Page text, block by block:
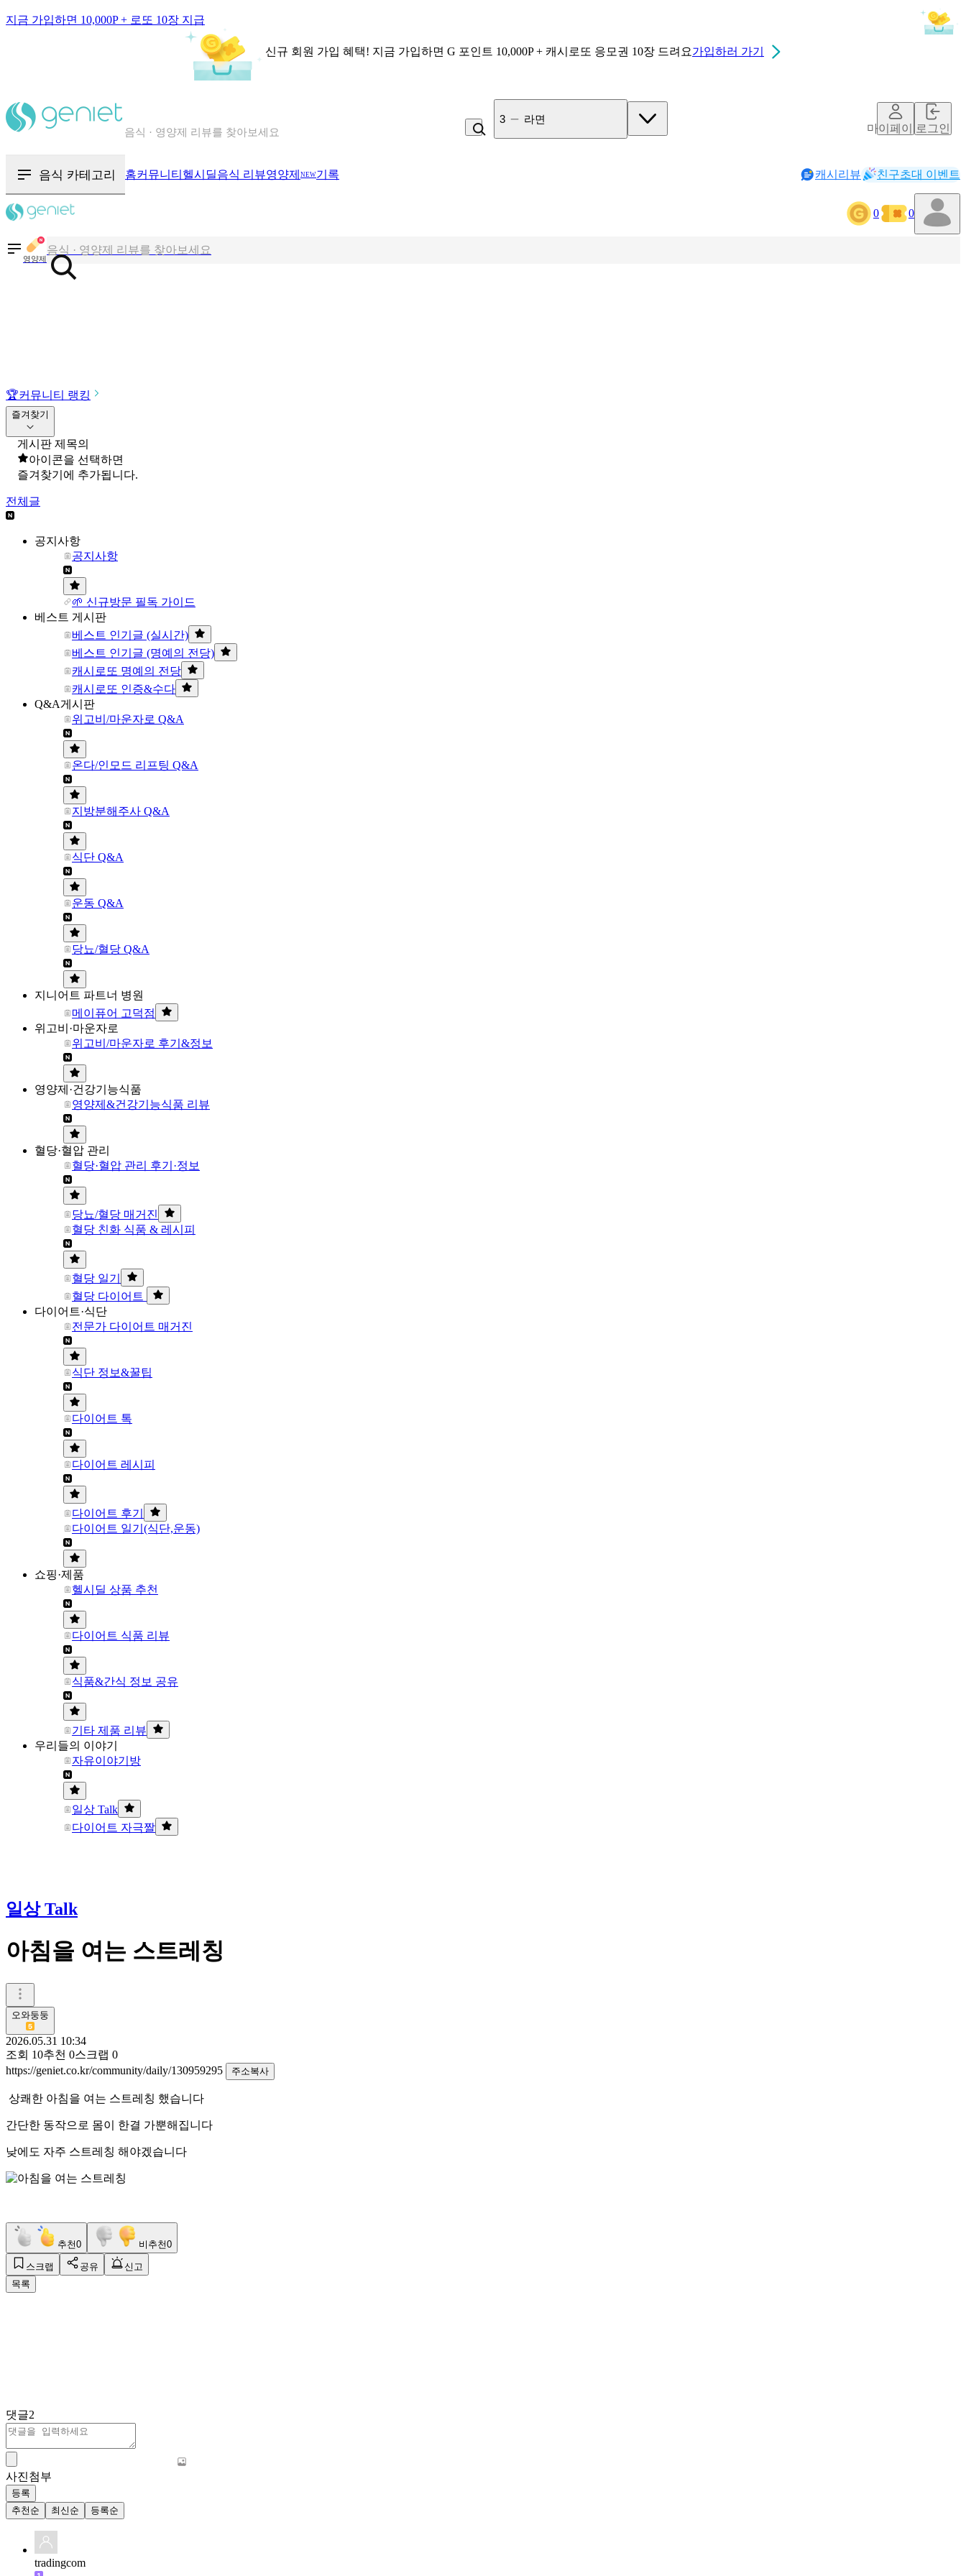
지금 가입하면 10,000P + 로또 10장 지급
신규 회원 가입 혜택! 지금 가입하면 G 포인트 10,000P + 캐시로또 응모권 10장 드려요가입하러 가기
혈당 · 다이어트 음식 검색해보세요
3 라면
마이페이지로그인
음식 카테고리 홈커뮤니티 헬시딜음식 리뷰영양제 NEW기록 캐시리뷰 친구초대 이벤트
0 0
영양제
혈당 · 다이어트 음식 검색해보세요
음식 · 영양제 리뷰를 찾아보세요
🏆커뮤니티 랭킹
즐겨찾기
게시판 제목의
아이콘을 선택하면
즐겨찾기에 추가됩니다.
전체글
공지사항
공지사항
🌱 신규방문 필독 가이드
베스트 게시판
베스트 인기글 (실시간)
베스트 인기글 (명예의 전당)
캐시로또 명예의 전당
캐시로또 인증&수다
Q&A게시판
위고비/마운자로 Q&A
온다/인모드 리프팅 Q&A
지방분해주사 Q&A
식단 Q&A
운동 Q&A
당뇨/혈당 Q&A
지니어트 파트너 병원
메이퓨어 고덕점
위고비·마운자로
위고비/마운자로 후기&정보
영양제·건강기능식품
영양제&건강기능식품 리뷰
혈당·혈압 관리
혈당·혈압 관리 후기·정보
당뇨/혈당 매거진
혈당 친화 식품 & 레시피
혈당 일기
혈당 다이어트
다이어트·식단
전문가 다이어트 매거진
식단 정보&꿀팁
다이어트 톡
다이어트 레시피
다이어트 후기
다이어트 일기(식단,운동)
쇼핑·제품
헬시딜 상품 추천
다이어트 식품 리뷰
식품&간식 정보 공유
기타 제품 리뷰
우리들의 이야기
자유이야기방
일상 Talk
다이어트 자극짤
일상 Talk
아침을 여는 스트레칭
오와둥둥
2026.05.31 10:34
조회 10추천 0스크랩 0
https://geniet.co.kr/community/daily/130959295
주소복사
상쾌한 아침을 여는 스트레칭 했습니다
간단한 동작으로 몸이 한결 가뿐해집니다
낮에도 자주 스트레칭 해야겠습니다
추천0 비추천0
스크랩 공유
신고
목록
댓글2
사진첨부
등록
추천순
최신순 등록순
tradingcom